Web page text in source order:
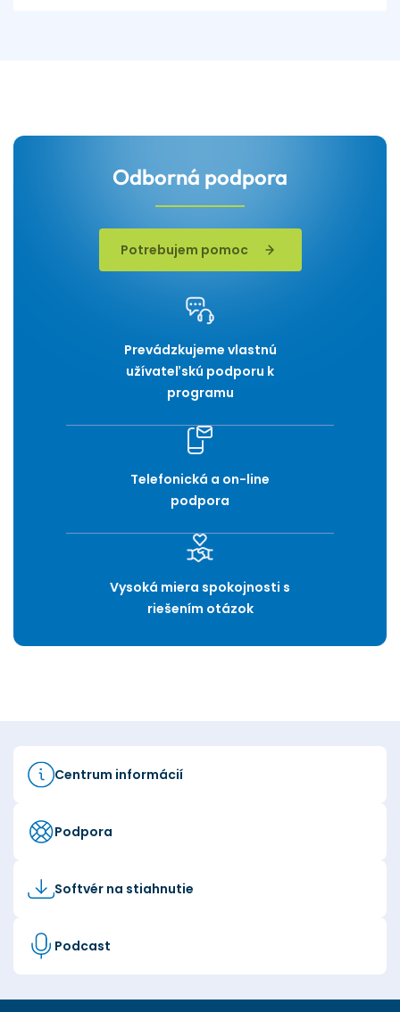
Odborná podpora
Potrebujem pomoc
Prevádzkujeme vlastnú
užívateľskú podporu k
programu
Telefonická a on-line
podpora
Vysoká miera spokojnosti s
riešením otázok
Centrum informácií
Podpora
Softvér na stiahnutie
Podcast